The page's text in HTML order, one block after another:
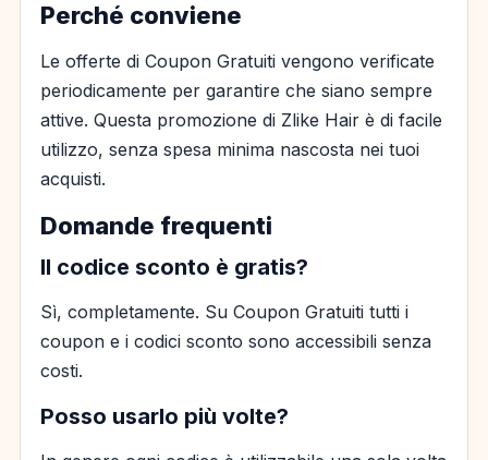
Perché conviene
Le offerte di Coupon Gratuiti vengono verificate
periodicamente per garantire che siano sempre
attive. Questa promozione di Zlike Hair è di facile
utilizzo, senza spesa minima nascosta nei tuoi
acquisti.
Domande frequenti
Il codice sconto è gratis?
Sì, completamente. Su Coupon Gratuiti tutti i
coupon e i codici sconto sono accessibili senza
costi.
Posso usarlo più volte?